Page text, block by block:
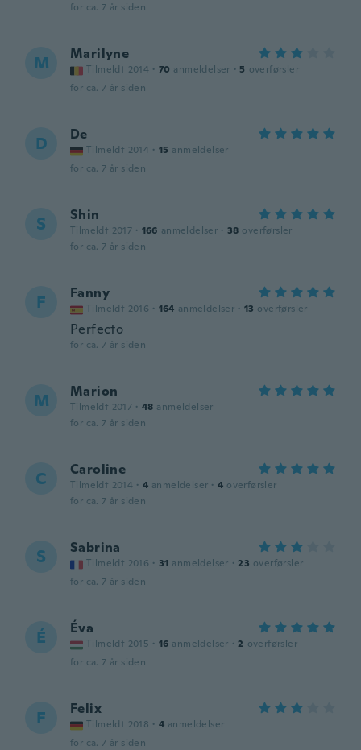
for ca. 7 år siden
M Marilyne
Tilmeldt 2014 · 70 anmeldelser · 5 overførsler
for ca. 7 år siden
D De
Tilmeldt 2014 · 15 anmeldelser
for ca. 7 år siden
S Shin
Tilmeldt 2017 · 166 anmeldelser · 38 overførsler
for ca. 7 år siden
F Fanny
Tilmeldt 2016 · 164 anmeldelser · 13 overførsler
Perfecto
for ca. 7 år siden
M Marion
Tilmeldt 2017 · 48 anmeldelser
for ca. 7 år siden
C Caroline
Tilmeldt 2014 · 4 anmeldelser · 4 overførsler
for ca. 7 år siden
S Sabrina
Tilmeldt 2016 · 31 anmeldelser · 23 overførsler
for ca. 7 år siden
É Éva
Tilmeldt 2015 · 16 anmeldelser · 2 overførsler
for ca. 7 år siden
F Felix
Tilmeldt 2018 · 4 anmeldelser
for ca. 7 år siden